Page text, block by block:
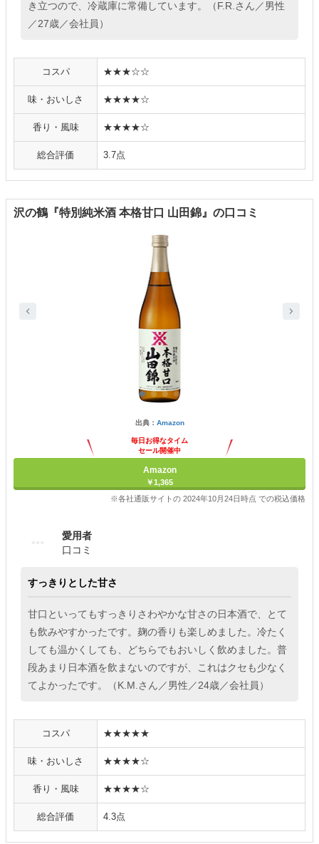
き立つので、冷蔵庫に常備しています。（F.R.さん／男性
／27歳／会社員）
コスパ ★★★☆☆
味・おいしさ ★★★★☆
香り・風味 ★★★★☆
総合評価 3.7点
沢の鶴『特別純米酒 本格甘口 山田錦』の口コミ
出典： Amazon
毎日お得なタイム
セール開催中
Amazon
￥1,365
※各社通販サイトの 2024年10月24日時点 での税込価格
愛用者
口コミ
すっきりとした甘さ
甘口といってもすっきりさわやかな甘さの日本酒で、とて
も飲みやすかったです。麹の香りも楽しめました。冷たく
しても温かくしても、どちらでもおいしく飲めました。普
段あまり日本酒を飲まないのですが、これはクセも少なく
てよかったです。（K.M.さん／男性／24歳／会社員）
コスパ ★★★★★
味・おいしさ ★★★★☆
香り・風味 ★★★★☆
総合評価 4.3点